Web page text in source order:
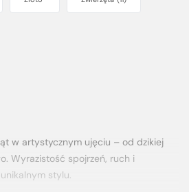
w artystycznym ujęciu – od dzikiej
Wyrazistość spojrzeń, ruch i
stylu.